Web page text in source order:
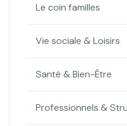
Le coin familles
Vie sociale & Loisirs
Santé & Bien-Être
Professionnels &